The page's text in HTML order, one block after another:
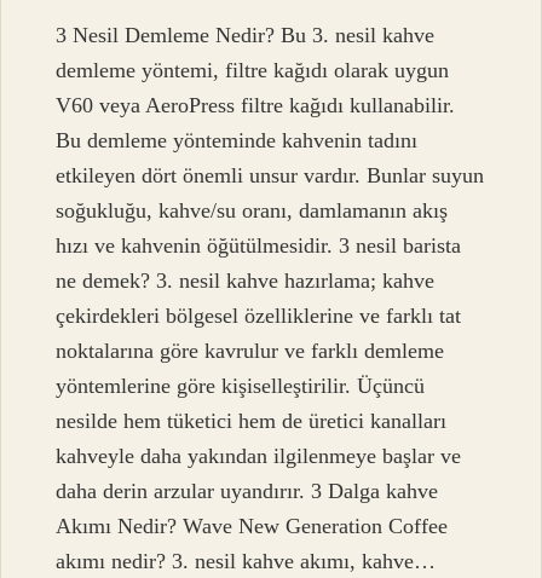
3 Nesil Demleme Nedir? Bu 3. nesil kahve
demleme yöntemi, filtre kağıdı olarak uygun
V60 veya AeroPress filtre kağıdı kullanabilir.
Bu demleme yönteminde kahvenin tadını
etkileyen dört önemli unsur vardır. Bunlar suyun
soğukluğu, kahve/su oranı, damlamanın akış
hızı ve kahvenin öğütülmesidir. 3 nesil barista
ne demek? 3. nesil kahve hazırlama; kahve
çekirdekleri bölgesel özelliklerine ve farklı tat
noktalarına göre kavrulur ve farklı demleme
yöntemlerine göre kişiselleştirilir. Üçüncü
nesilde hem tüketici hem de üretici kanalları
kahveyle daha yakından ilgilenmeye başlar ve
daha derin arzular uyandırır. 3 Dalga kahve
Akımı Nedir? Wave New Generation Coffee
akımı nedir? 3. nesil kahve akımı, kahve…